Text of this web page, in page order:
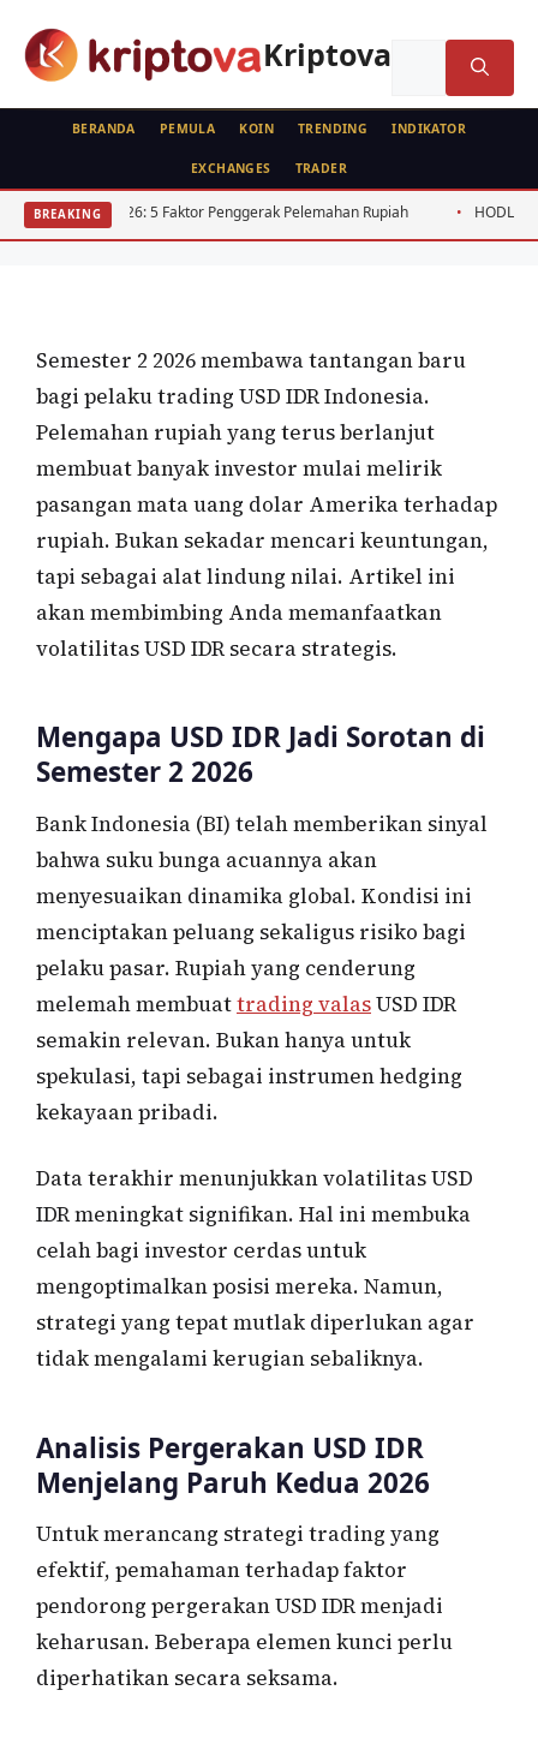
Kriptova
BERANDA PEMULA KOIN TRENDING INDIKATOR
EXCHANGES TRADER
BREAKING
5 Faktor Penggerak Pelemahan Rupiah HODL vs Holding Crypto:
Trading USD IDR Indonesia: Panduan
Lindungi Rupiah Semester 2 2026
Semester 2 2026 membawa tantangan baru
bagi pelaku trading USD IDR Indonesia.
Pelemahan rupiah yang terus berlanjut
membuat banyak investor mulai melirik
pasangan mata uang dolar Amerika terhadap
rupiah. Bukan sekadar mencari keuntungan,
tapi sebagai alat lindung nilai. Artikel ini
akan membimbing Anda memanfaatkan
volatilitas USD IDR secara strategis.
Mengapa USD IDR Jadi Sorotan di
Semester 2 2026
Bank Indonesia (BI) telah memberikan sinyal
bahwa suku bunga acuannya akan
menyesuaikan dinamika global. Kondisi ini
menciptakan peluang sekaligus risiko bagi
pelaku pasar. Rupiah yang cenderung
melemah membuattrading valasUSD IDR
semakin relevan. Bukan hanya untuk
spekulasi, tapi sebagai instrumen hedging
kekayaan pribadi.
Data terakhir menunjukkan volatilitas USD
IDR meningkat signifikan. Hal ini membuka
celah bagi investor cerdas untuk
mengoptimalkan posisi mereka. Namun,
strategi yang tepat mutlak diperlukan agar
tidak mengalami kerugian sebaliknya.
Analisis Pergerakan USD IDR
Menjelang Paruh Kedua 2026
Untuk merancang strategi trading yang
efektif, pemahaman terhadap faktor
pendorong pergerakan USD IDR menjadi
keharusan. Beberapa elemen kunci perlu
diperhatikan secara seksama.